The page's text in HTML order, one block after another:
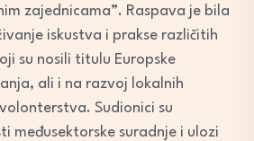
zajednicama”. Raspava je bila
iskustva i prakse različitih
su nosili titulu Europske
ali i na razvoj lokalnih
Sudionici su
međusektorske suradnje i ulozi